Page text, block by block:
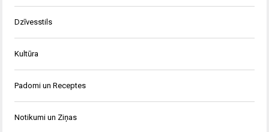
Dzīvesstils
Kultūra
Padomi un Receptes
Notikumi un Ziņas